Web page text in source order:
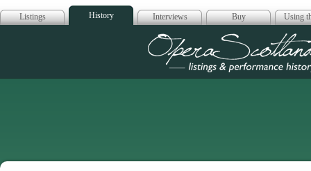
Listings History Interviews Buy Using
Opera